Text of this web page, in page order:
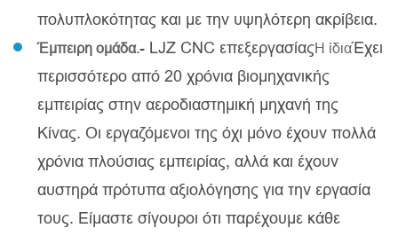
πολυπλοκότητας και με την υψηλότερη ακρίβεια.
Έμπειρη ομάδα.- LJZ CNC επεξεργασίαςΗ ίδιαΈχει
περισσότερο από 20 χρόνια βιομηχανικής
εμπειρίας στην αεροδιαστημική μηχανή της
Κίνας. Οι εργαζόμενοι της όχι μόνο έχουν πολλά
χρόνια πλούσιας εμπειρίας, αλλά και έχουν
αυστηρά πρότυπα αξιολόγησης για την εργασία
τους. Είμαστε σίγουροι ότι παρέχουμε κάθε